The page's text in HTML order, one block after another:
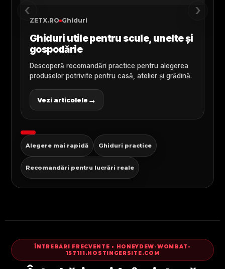
‹
ZETX.RO Ghiduri
Ghiduri utile pentru scule, unelte și
gospodărie
Descoperă recomandări practice pentru alegerea
produselor potrivite pentru casă, atelier și grădină.
Vezi articolele →
›
Alegere mai rapidă Ghiduri practice
Recomandări pentru lucrări reale
ÎNTREBĂRI FRECVENTE • HONEYDEW-WOMBAT-
157111.HOSTINGERSITE.COM